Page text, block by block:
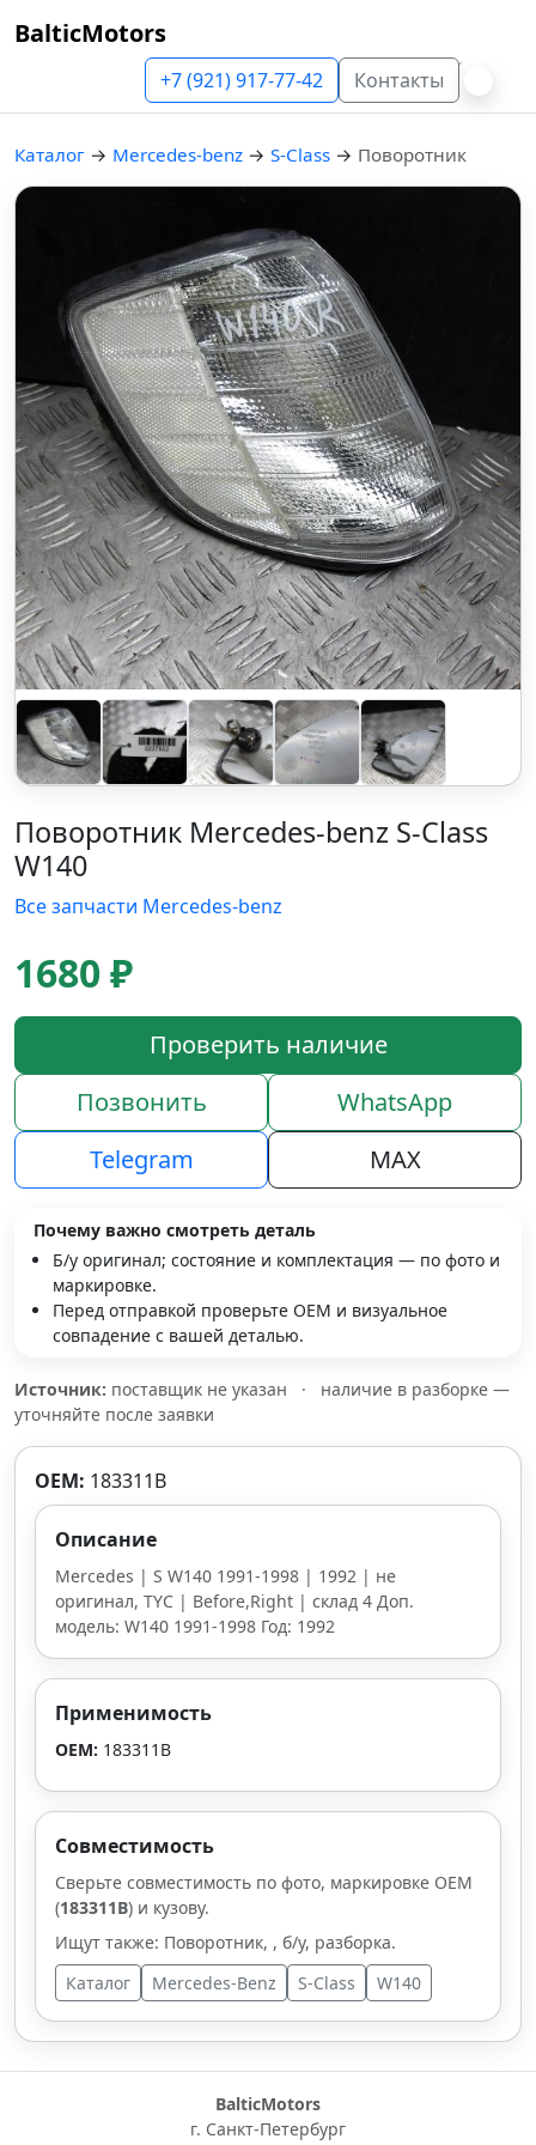
BalticMotors
+7 (921) 917-77-42 Контакты
Каталог → Mercedes-benz → S-Class → Поворотник
Поворотник Mercedes-benz S-Class
W140
Все запчасти Mercedes-benz
1680 ₽
Проверить наличие
Позвонить
WhatsApp
Telegram
MAX
Почему важно смотреть деталь
Б/у оригинал; состояние и комплектация — по фото и
маркировке.
Перед отправкой проверьте OEM и визуальное
совпадение с вашей деталью.
Источник: поставщик не указан ·
наличие в разборке —
уточняйте после заявки
OEM: 183311B
Описание
Mercedes | S W140 1991-1998 | 1992 | не
оригинал, TYC | Before,Right | склад 4 Доп.
модель: W140 1991-1998 Год: 1992
Применимость
OEM: 183311B
Совместимость
Сверьте совместимость по фото, маркировке OEM
(183311B) и кузову.
Ищут также: Поворотник, , б/у, разборка.
Каталог
Mercedes-Benz S-Class W140
BalticMotors
г. Санкт-Петербург